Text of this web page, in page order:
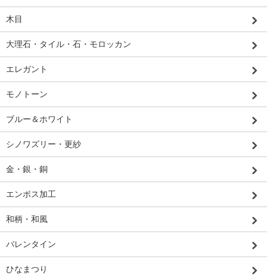
木目
大理石・タイル・石・モロッカン
エレガント
モノトーン
ブルー＆ホワイト
シノワズリー・更紗
金・銀・銅
エンボス加工
和柄・和風
バレンタイン
ひなまつり